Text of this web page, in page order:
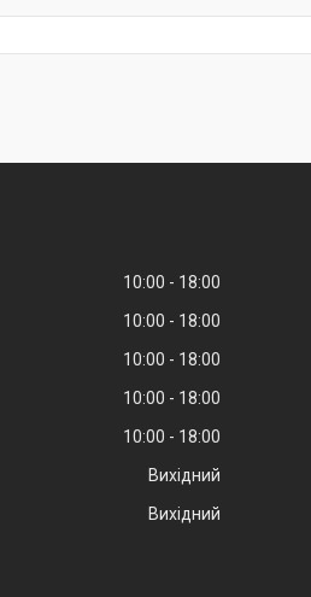
10:00
18:00
10:00
18:00
10:00
18:00
10:00
18:00
10:00
18:00
Вихідний
Вихідний